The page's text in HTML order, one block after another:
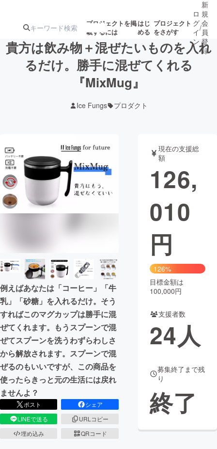
プロジェクトを掲
載するには
はじ
める
プロジェクト
をさがす
注目の新着プロ 募集終了が近いプ
ロジェクト
テクノロジー・ガジェット
映像・映画 書籍・雑誌
ビジネス・起業 チャレンジ
CAMPFIRE for Social Good
CAMPFIRE Creation
CAMPFIREふるさと納税machi-ya コミュニティ
ロ
グ
イ
ン
/
新
規
会
員
登
録
貴方は飲み物＋混ぜたいものを入れ
るだけ。勝手に混ぜてくれる
『MixMug』
Ice Fungs プロダクト
例えばあなたは「コーヒー」「牛
乳」「砂糖」を入れるだけ。そう
すればこのマグカップは勝手に混
ぜてくれます。もうスプーンで混
ぜてスプーンを洗うわずらわしさ
から解放されます。スプーンで混
ぜるのもいいですが、この商品を
使ったらきっと元の生活には戻れ
ませんよ？
ポスト
シェア
LINEで送る
URLコピー
埋め込み
QRコード
現在の支援総
額
126,
010
円
126%
目標金額は
100,000円
支援者数
24人
募集終了まで残
り
終了